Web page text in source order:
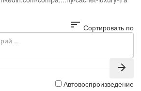
sort Сортировать по
Автовоспроизведение